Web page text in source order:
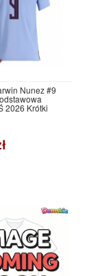
Nunez #9
2026 Krótki